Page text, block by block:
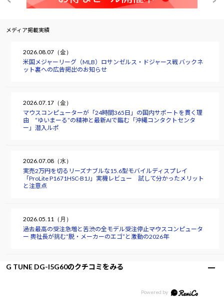
メディア掲載実績
2026.08.07（金）
米国メジャーリーグ（MLB）ロサンゼルス・ドジャース戦 バックネ
ット裏への広告掲出のお知らせ
2026.07.17（金）
マウスコンピューターが「24時間365日」の国内サポートを貫く理
由 “ゆいまーる”の精神と最新AIで臨む「沖縄コンタクトセンタ
ー」潜入ルポ
2026.07.08（水）
実売2万円を切るリーズナブルな15.6型モバイルディスプレイ
「ProLite P1671HSC-B1J」実機レビュー 試して分かったメリット
と注意点
2026.05.11（月）
過去最高の受注急増と苦渋の全モデル受注停止――マウスコンピュータ
ー 軣社長が挑む“脱・メーカーのエゴ”と激動の2026年
G TUNE DG-I5G60のクチコミをみる